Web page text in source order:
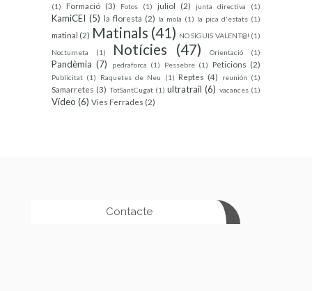
(1)
Formació (3) Fotos (1) juliol (2) junta directiva (1)
KamiCEI (5) la floresta (2) la mola (1) la pica d'estats (1)
matinal (2) Matinals (41) NO SIGUIS VALENT@! (1)
Nocturneta
(1) Notícies (47) Orientació (1)
Pandèmia (7) pedraforca (1) Pessebre (1) Peticions (2)
Publicitat (1) Raquetes de Neu (1) Reptes (4) reunión (1)
Samarretes (3) TotSantCugat (1) ultratrail (6) vacances (1)
Vídeo (6) Vies Ferrades (2)
Contacte